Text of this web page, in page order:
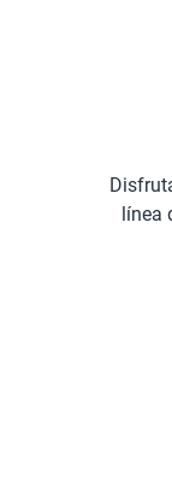
conexión para tu
postpago y